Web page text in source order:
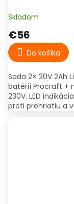
Skladom
€56
Do košíka
Sada 2× 20V 2Ah
batérií Procraft +
230V. LED
proti prehriatiu a